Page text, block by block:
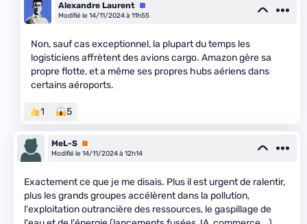
Alexandre Laurent Équipe
Modifié le 14/11/2024 à 11h55
Non, sauf cas exceptionnel, la plupart du temps les
logisticiens affrètent des avions cargo. Amazon gère sa
propre flotte, et a même ses propres hubs aériens dans
certains aéroports.
1 5
MeL-S Premium
Modifié le 14/11/2024 à 12h14
Exactement ce que je me disais. Plus il est urgent de ralentir,
plus les grands groupes accélèrent dans la pollution,
l'exploitation outrancière des ressources, le gaspillage de